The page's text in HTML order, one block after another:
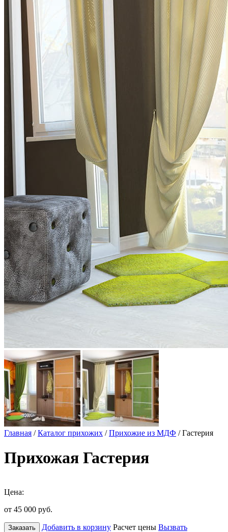
Главная /Каталог прихожих /Прихожие из МДФ / Гастерия
Прихожая Гастерия
Цена:
от 45 000 руб.
Заказать Добавить в корзину Расчет цены Вызвать